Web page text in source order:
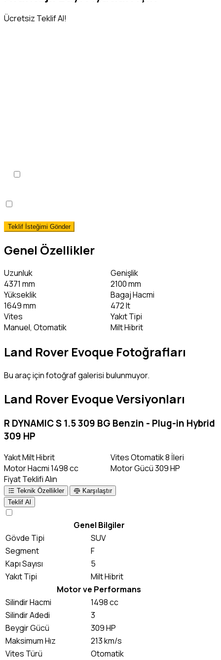
Ücretsiz Teklif Al!
Genel Özellikler
Uzunluk
4371 mm
Genişlik
2100 mm
Yükseklik
1649 mm
Bagaj Hacmi
472 lt
Vites
Manuel, Otomatik
Yakıt Tipi
Milt Hibrit
Land Rover Evoque Fotoğrafları
Bu araç için fotoğraf galerisi bulunmuyor.
Land Rover Evoque Versiyonları
R DYNAMIC S 1.5 309 BG Benzin - Plug-in Hybrid
309 HP
YakıtMilt Hibrit VitesOtomatik 8 İleri
Motor Hacmi1498 cc Motor Gücü309 HP
Fiyat Teklifi Alın
Teknik Özellikler
Karşılaştır
Teklif Al
Genel Bilgiler
Gövde Tipi
SUV
Segment
F
Kapı Sayısı
5
Yakıt Tipi
Milt Hibrit
Motor ve Performans
Silindir Hacmi
1498 cc
Silindir Adedi
3
Beygir Gücü
309 HP
Maksimum Hız
213 km/s
Vites Türü
Otomatik